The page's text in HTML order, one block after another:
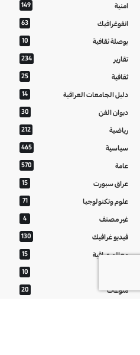
امنية 149
انفوغرافيك 63
بوصلة ثقافية 10
تقارير 234
ثقافية 25
دليل الجامعات العراقية 14
ديوان الفن 30
رياضية 212
سياسية 465
عامة 570
عراق سبورت 15
علوم وتكنولوجيا 71
غير مصنف 4
فيديو غرافيك 130
معالم عراقية 15
10
منوعات 20